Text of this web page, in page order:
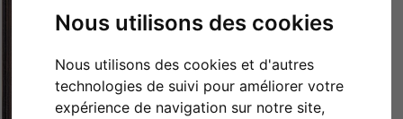
Nous utilisons des cookies
Nous utilisons des cookies et d'autres
technologies de suivi pour améliorer votre
expérience de navigation sur notre site,
Retour